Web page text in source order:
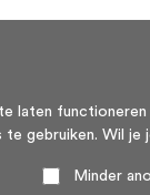
laten
gebruiken. Wil je
Minder